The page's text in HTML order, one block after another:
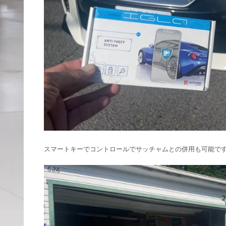
スマートキーでコントロールでサッチャムとの併用も可能で